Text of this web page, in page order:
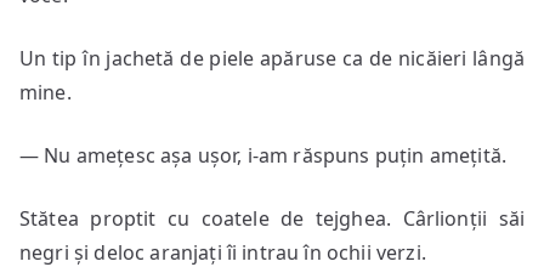
Un tip în jachetă de piele apăruse ca de nicăieri lângă
mine.
— Nu amețesc așa ușor, i-am răspuns puțin amețită.
Stătea proptit cu coatele de tejghea. Cârlionții săi
negri și deloc aranjați îi intrau în ochii verzi.